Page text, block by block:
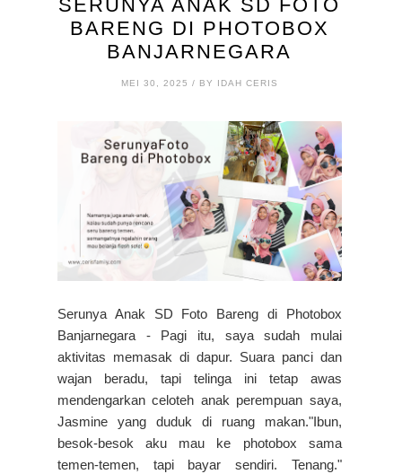
SERUNYA ANAK SD FOTO
BARENG DI PHOTOBOX
BANJARNEGARA
MEI 30, 2025 / BY IDAH CERIS
Serunya Anak SD Foto Bareng di Photobox
Banjarnegara - Pagi itu, saya sudah mulai
aktivitas memasak di dapur. Suara panci dan
wajan beradu, tapi telinga ini tetap awas
mendengarkan celoteh anak perempuan saya,
Jasmine yang duduk di ruang makan."Ibun,
besok-besok aku mau ke photobox sama
temen-temen, tapi bayar sendiri. Tenang."